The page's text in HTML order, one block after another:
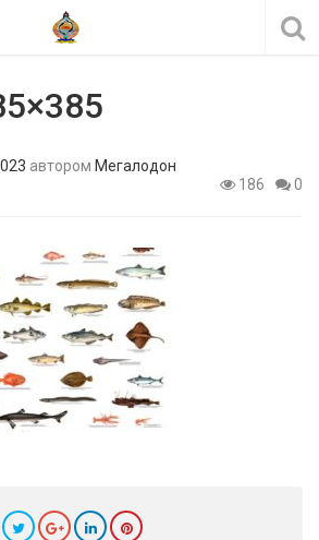
автором Мегалодон
186
0